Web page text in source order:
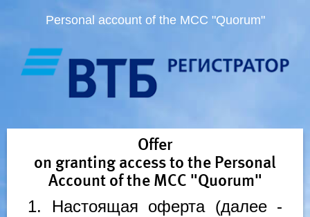
Personal account of the MCC "Quorum"
Offer
on granting access to the Personal
Account of the MCC "Quorum"
1. Настоящая оферта (далее -